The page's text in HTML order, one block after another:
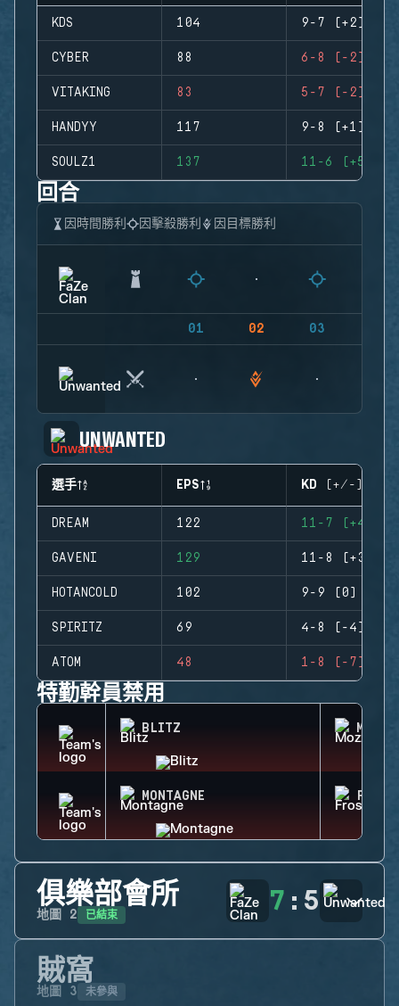
KDS 104 9-7 (+2)
CYBER 88 6-8 (-2)
VITAKING 83 5-7 (-2)
HANDYY 117 9-8 (+1)
SOULZ1 137 11-6 (+5)
回合
因時間勝利 因擊殺勝利 因目標勝利
01 02 03
UNWANTED
選手 EPS KD (+/-)
DREAM 122 11-7 (+4)
GAVENI 129 11-8 (+3)
HOTANCOLD 102 9-9 (0)
SPIRITZ 69 4-8 (-4)
ATOM 48 1-8 (-7)
特勤幹員禁用
BLITZ
MONTAGNE FROST
俱樂部會所
地圖 2 已結束 7 : 5
賊窩
地圖 3 未參與